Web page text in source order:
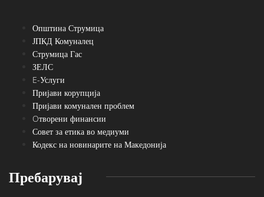
Општина Струмица
ЈПКД Комуналец
Струмица Гас
ЗЕЛС
E-Услуги
Пријави корупција
Пријави комунален проблем
Oтворени финансии
Совет за етика во медиуми
Кодекс на новинарите на Македонија
Пребарувај